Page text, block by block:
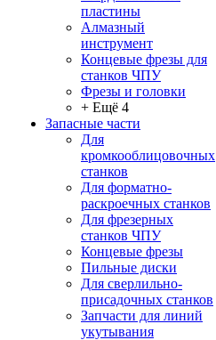
пластины
Алмазный
инструмент
Концевые фрезы для
станков ЧПУ
Фрезы и головки
+ Ещё 4
Запасные части
Для
кромкооблицовочных
станков
Для форматно-
раскроечных станков
Для фрезерных
станков ЧПУ
Концевые фрезы
Пильные диски
Для сверлильно-
присадочных станков
Запчасти для линий
укутывания